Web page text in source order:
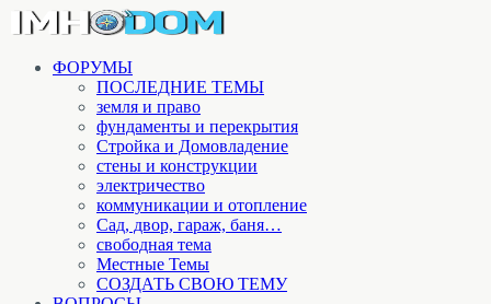
ФОРУМЫ
ПОСЛЕДНИЕ ТЕМЫ
земля и право
фундаменты и перекрытия
Стройка и Домовладение
стены и конструкции
электричество
коммуникации и отопление
Cад, двор, гараж, баня…
свободная тема
Местные Темы
СОЗДАТЬ СВОЮ ТЕМУ